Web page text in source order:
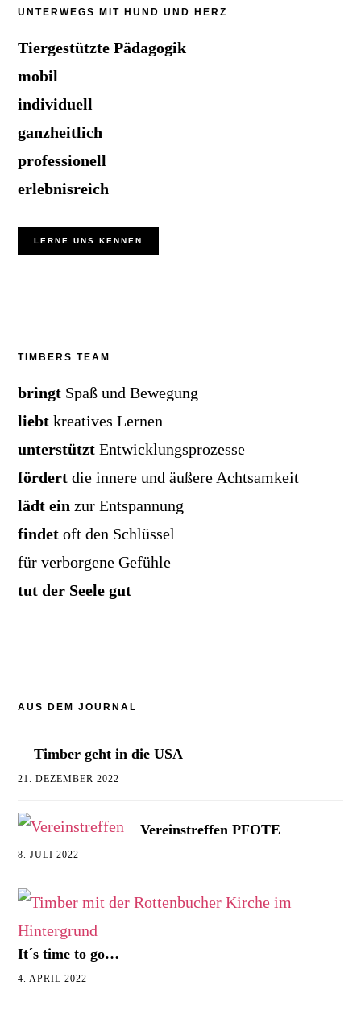
UNTERWEGS MIT HUND UND HERZ
Tiergestützte Pädagogik
mobil
individuell
ganzheitlich
professionell
erlebnisreich
LERNE UNS KENNEN
TIMBERS TEAM
bringt Spaß und Bewegung
liebt kreatives Lernen
unterstützt Entwicklungsprozesse
fördert die innere und äußere Achtsamkeit
lädt ein zur Entspannung
findet oft den Schlüssel
für verborgene Gefühle
tut der Seele gut
AUS DEM JOURNAL
Timber geht in die USA
21. DEZEMBER 2022
Vereinstreffen PFOTE
8. JULI 2022
It´s time to go…
4. APRIL 2022